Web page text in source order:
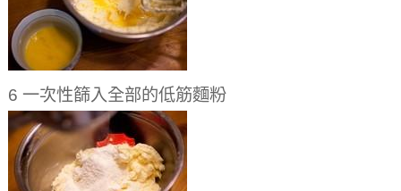
6 一次性篩入全部的低筋麵粉